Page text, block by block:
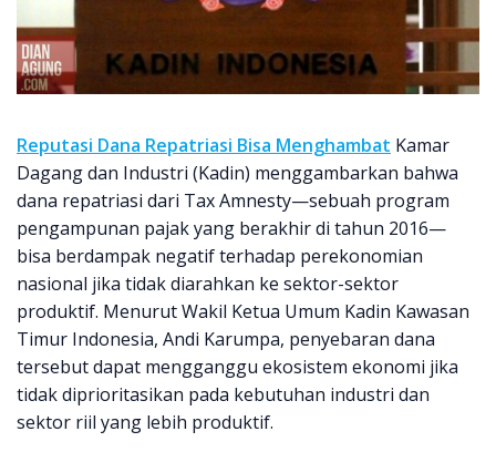
Reputasi Dana Repatriasi Bisa Menghambat Kamar
Dagang dan Industri (Kadin) menggambarkan bahwa
dana repatriasi dari Tax Amnesty—sebuah program
pengampunan pajak yang berakhir di tahun 2016—
bisa berdampak negatif terhadap perekonomian
nasional jika tidak diarahkan ke sektor-sektor
produktif. Menurut Wakil Ketua Umum Kadin Kawasan
Timur Indonesia, Andi Karumpa, penyebaran dana
tersebut dapat mengganggu ekosistem ekonomi jika
tidak diprioritasikan pada kebutuhan industri dan
sektor riil yang lebih produktif.